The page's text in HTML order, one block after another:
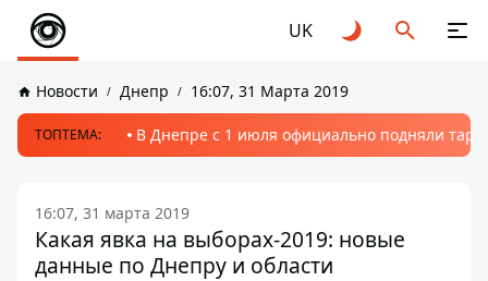
UK
Новости Днепр 16:07, 31 Марта 2019
ТОПТЕМА: В Днепре с 1 июля официально подняли
16:07, 31 марта 2019
Какая явка на выборах-2019: новые
данные по Днепру и области